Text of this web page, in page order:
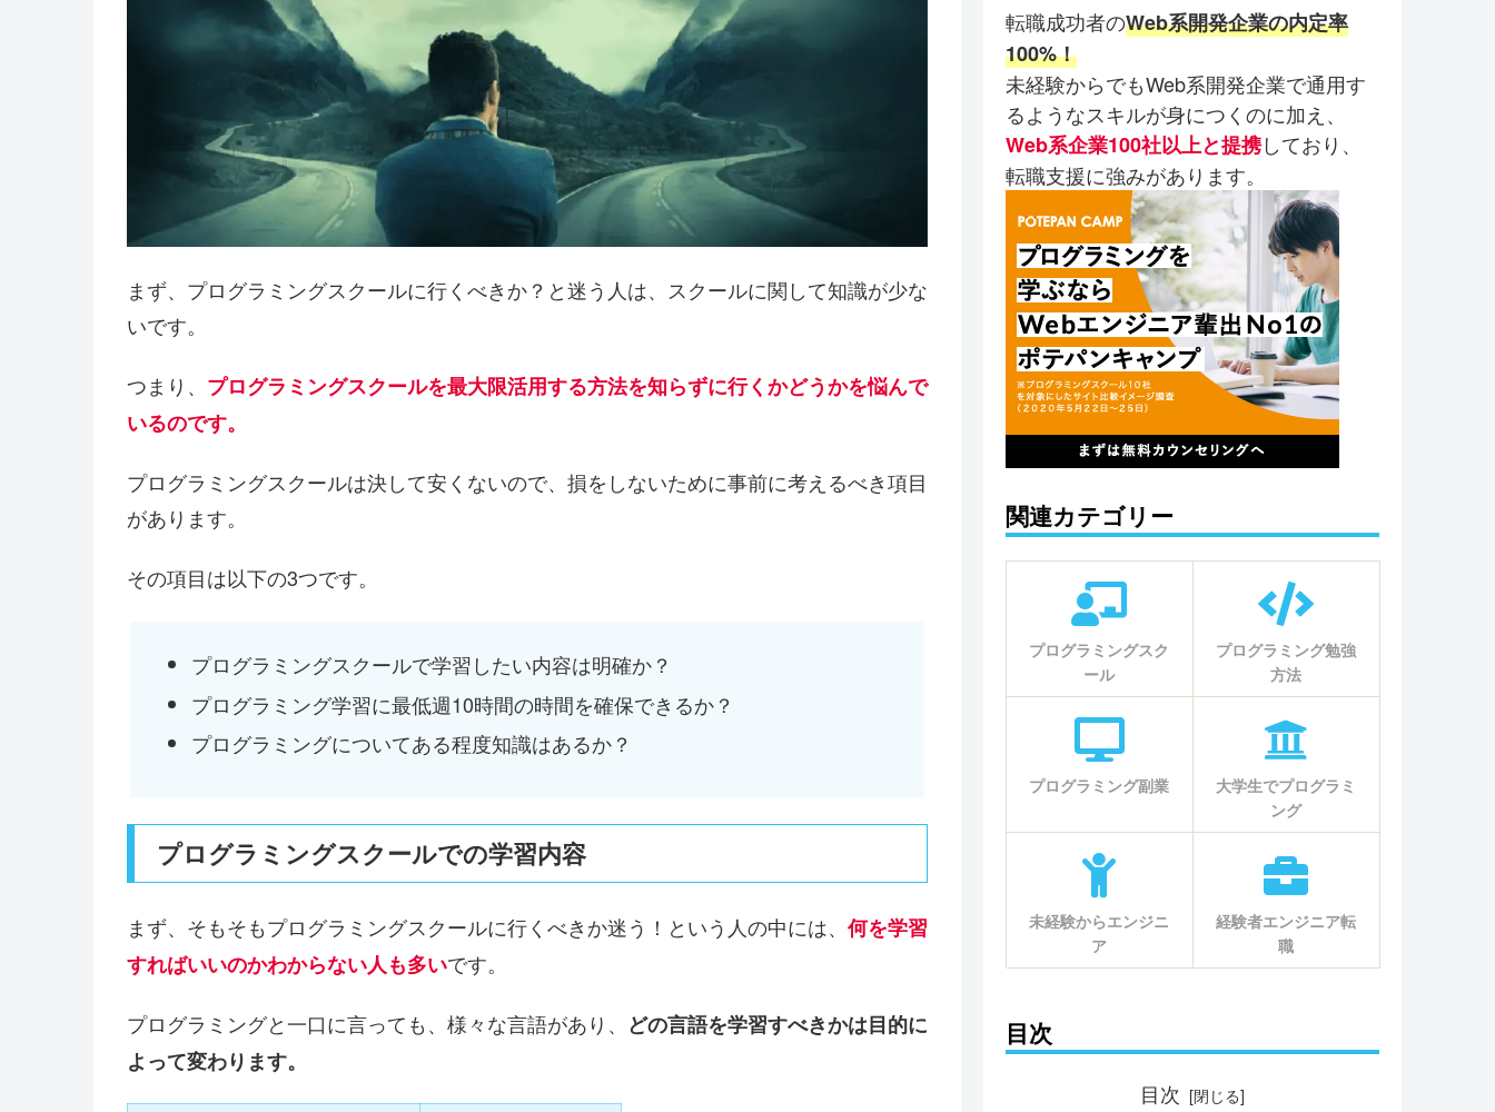
まず、プログラミングスクールに行くべきか？と迷う人は、スクールに関して知識が少な
いです。
つまり、 プログラミングスクールを最大限活用する方法を知らずに行くかどうかを悩んで
いるのです。
プログラミングスクールは決して安くないので、損をしないために事前に考えるべき項目
があります。
その項目は以下の3つです。
プログラミングスクールで学習したい内容は明確か？
プログラミング学習に最低週10時間の時間を確保できるか？
プログラミングについてある程度知識はあるか？
プログラミングスクールでの学習内容
まず、そもそもプログラミングスクールに行くべきか迷う！という人の中には、 何を学習
すればいいのかわからない人も多いです。
プログラミングと一口に言っても、様々な言語があり、
どの言語を学習すべきかは目的に
よって変わります。
転職成功者のWeb系開発企業の内定率
100%！
未経験からでもWeb系開発企業で通用す
るようなスキルが身につくのに加え、
Web系企業100社以上と提携しており、
転職支援に強みがあります。
関連カテゴリー
プログラミングスク
ール
プログラミング勉強
方法
プログラミング副業
大学生でプログラミ
ング
未経験からエンジニ
ア
経験者エンジニア転
職
目次
目次